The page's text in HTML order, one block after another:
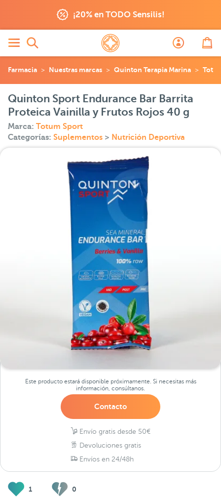
¡20% en TODO Sensilis!
Farmacia Nuestras marcas Quinton Terapia Marina
Quinton Sport Endurance Bar Barrita
Proteica Vainilla y Frutos Rojos 40 g
Marca: Totum Sport
Categorías: Suplementos > Nutrición Deportiva
Este producto estará disponible próximamente. Si necesitas más
información, consúltanos.
Contacto
Envío gratis desde 50€
Devoluciones gratis
Envíos en 24/48h
1 0